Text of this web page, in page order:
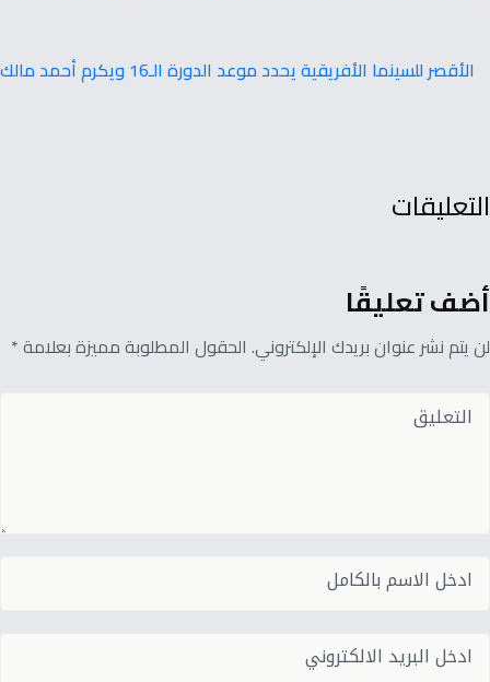
الأقصر للسينما الأفريقية يحدد موعد الدورة الـ16 ويكرم أحمد مالك
التعليقات
أضف تعليقًا
لن يتم نشر عنوان بريدك الإلكتروني. الحقول المطلوبة مميزة بعلامة *